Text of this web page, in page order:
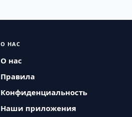
О НАС
О нас
Правила
Конфиденциальность
Наши приложения